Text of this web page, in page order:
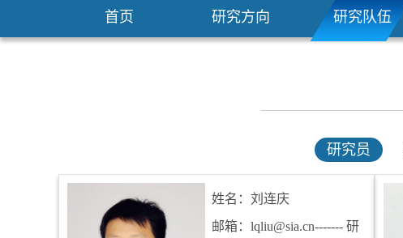
首页 研究方向 研究队伍
研究员
姓名：刘连庆
邮箱：lqliu@sia.cn------- 研